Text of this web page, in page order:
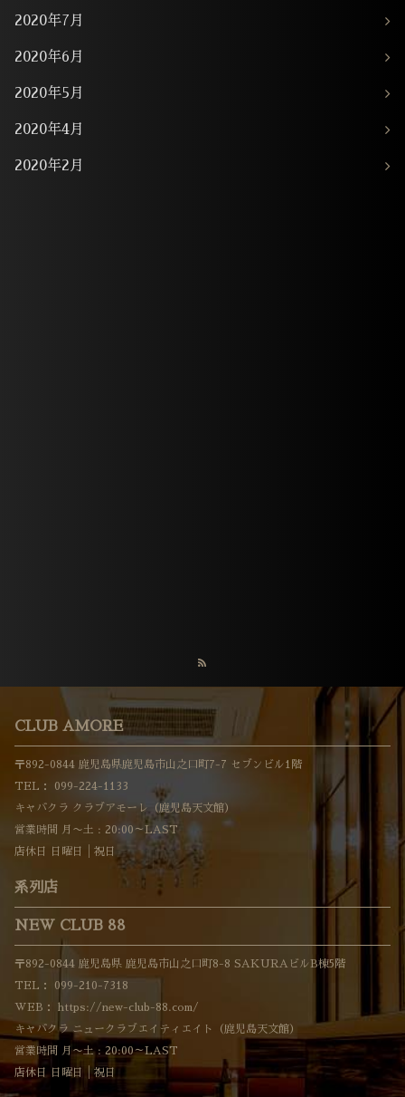
2020年7月
2020年6月
2020年5月
2020年4月
2020年2月
CLUB AMORE
〒892-0844 鹿児島県鹿児島市山之口町7-7 セブンビル1階
TEL：
099-224-1133
キャバクラ クラブアモーレ（鹿児島天文館）
営業時間 月〜土 : 20:00～LAST
店休日 日曜日│祝日
系列店
NEW CLUB 88
〒892-0844 鹿児島県 鹿児島市山之口町8-8 SAKURAビルB棟5階
TEL：
099-210-7318
WEB：
https://new-club-88.com/
キャバクラ ニュークラブエイティエイト（鹿児島天文館）
営業時間 月〜土 : 20:00～LAST
店休日 日曜日│祝日